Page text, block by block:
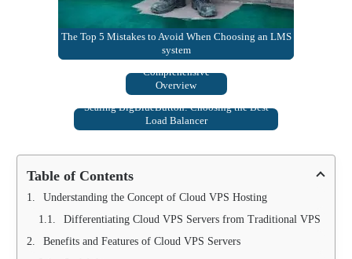
The Top 5 Mistakes to Avoid When Choosing an LMS
system
Understanding
Dedicated Servers: A
Comprehensive
Overview
Scaling BigBlueButton: Choosing the Best
Load Balancer
Table of Contents
Understanding the Concept of Cloud VPS Hosting
Differentiating Cloud VPS Servers from Traditional VPS
Benefits and Features of Cloud VPS Servers